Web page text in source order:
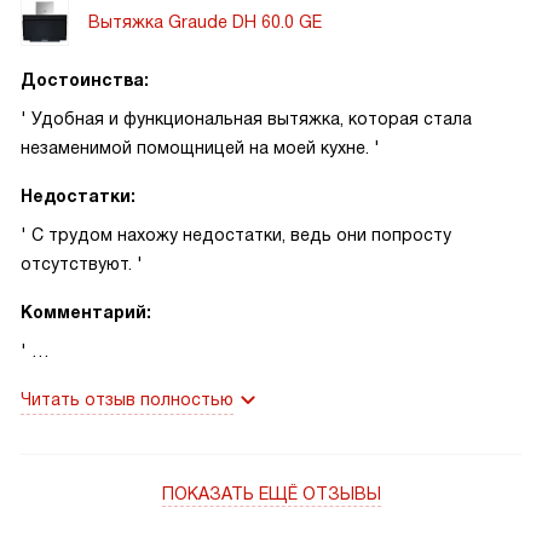
Вытяжка Graude DH 60.0 GE
Достоинства:
' Удобная и функциональная вытяжка, которая стала
незаменимой помощницей на моей кухне. '
Недостатки:
' С трудом нахожу недостатки, ведь они попросту
отсутствуют. '
Комментарий:
'
кухни. Я всегда мечтала о вытяжке, которая была бы не
благодаря своему элегантному черному цвету и
Читать отзыв полностью
ПОКАЗАТЬ ЕЩЁ ОТЗЫВЫ